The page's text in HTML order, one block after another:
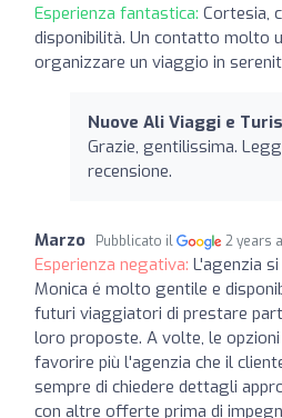
Esperienza fantastica: Cortesia,
disponibilità. Un contatto molto
organizzare un viaggio in
Nuove Ali Viaggi e
Grazie, gentilissima.
recensione.
Marzo Pubblicato il 2 years
Esperienza negativa: L'agenzia
Monica é molto gentile e
futuri viaggiatori di prestare
loro proposte. A volte, le
favorire più l'agenzia che il
sempre di chiedere dettagli
con altre offerte prima di